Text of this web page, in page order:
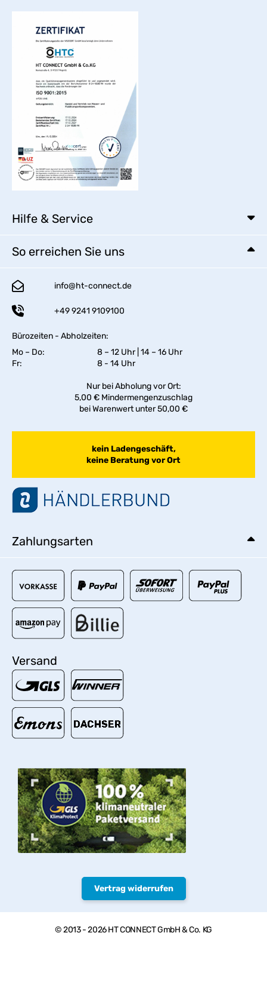
Hilfe & Service
So erreichen Sie uns
info@ht-connect.de
+49 9241 9109100
Bürozeiten - Abholzeiten:
Mo – Do:
8 – 12 Uhr | 14 – 16 Uhr
Fr:
8 - 14 Uhr
Nur bei Abholung vor Ort:
5,00 € Mindermengenzuschlag
bei Warenwert unter 50,00 €
kein Ladengeschäft,
keine Beratung vor Ort
Zahlungsarten
Versand
Vertrag widerrufen
© 2013 - 2026 HT CONNECT GmbH & Co. KG